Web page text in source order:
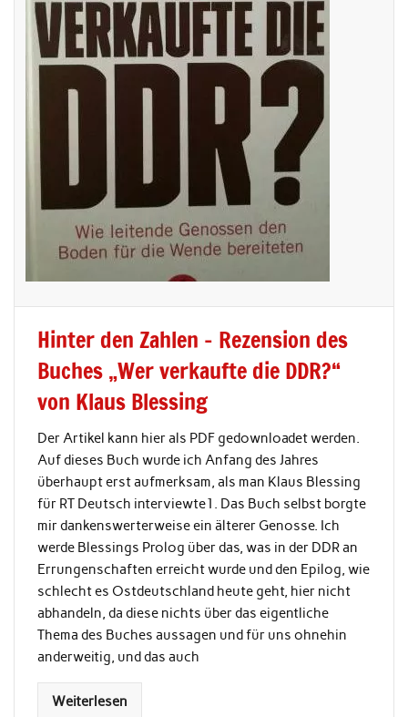
Hinter den Zahlen – Rezension des
Buches „Wer verkaufte die DDR?“
von Klaus Blessing
Der Artikel kann hier als PDF gedownloadet werden.
Auf dieses Buch wurde ich Anfang des Jahres
überhaupt erst aufmerksam, als man Klaus Blessing
für RT Deutsch interviewte1. Das Buch selbst borgte
mir dankenswerterweise ein älterer Genosse. Ich
werde Blessings Prolog über das, was in der DDR an
Errungenschaften erreicht wurde und den Epilog, wie
schlecht es Ostdeutschland heute geht, hier nicht
abhandeln, da diese nichts über das eigentliche
Thema des Buches aussagen und für uns ohnehin
anderweitig, und das auch
Weiterlesen